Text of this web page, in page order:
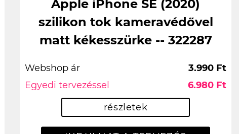
Apple iPhone SE (2020)
szilikon tok kameravédővel
matt kékesszürke -- 322287
Webshop ár
3.990 Ft
Egyedi tervezéssel
6.980 Ft
részletek